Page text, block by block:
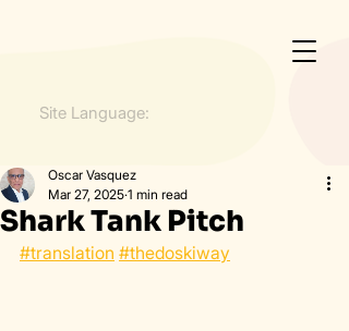
Site Language:
Shark Tank Pitch
Oscar Vasquez
Mar 27, 2025 1 min read
#translation #thedoskiway